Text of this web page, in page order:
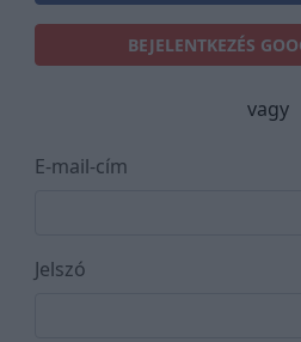
BEJELENTKEZÉS
vagy
E-mail-cím
Jelszó